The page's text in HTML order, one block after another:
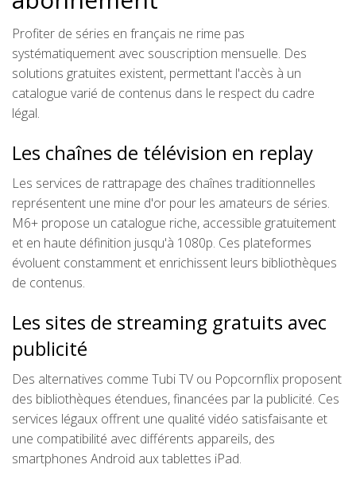
Profiter de séries en français ne rime pas
systématiquement avec souscription mensuelle. Des
solutions gratuites existent, permettant l'accès à un
catalogue varié de contenus dans le respect du cadre
légal.
Les chaînes de télévision en replay
Les services de rattrapage des chaînes traditionnelles
représentent une mine d'or pour les amateurs de séries.
M6+ propose un catalogue riche, accessible gratuitement
et en haute définition jusqu'à 1080p. Ces plateformes
évoluent constamment et enrichissent leurs bibliothèques
de contenus.
Les sites de streaming gratuits avec
publicité
Des alternatives comme Tubi TV ou Popcornflix proposent
des bibliothèques étendues, financées par la publicité. Ces
services légaux offrent une qualité vidéo satisfaisante et
une compatibilité avec différents appareils, des
smartphones Android aux tablettes iPad.